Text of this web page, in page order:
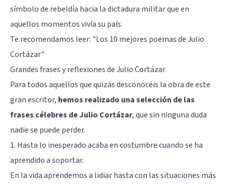
símbolo de rebeldía hacia la dictadura militar que en
aquellos momentos vivía su país.
Te recomendamos leer: "Los 10 mejores poemas de Julio
Cortázar"
Grandes frases y reflexiones de Julio Cortázar
Para todos aquellos que quizás desconocéis la obra de este
gran escritor, hemos realizado una selección de las
frases célebres de Julio Cortázar, que sin ninguna duda
nadie se puede perder.
1. Hasta lo inesperado acaba en costumbre cuando se ha
aprendido a soportar.
En la vida aprendemos a lidiar hasta con las situaciones más